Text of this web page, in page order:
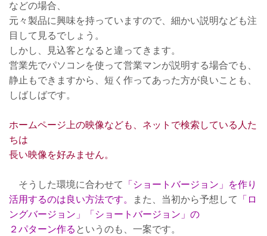
などの場合、
元々製品に興味を持っていますので、細かい説明なども注
目して見るでしょう。
しかし、見込客となると違ってきます。
営業先でパソコンを使って営業マンが説明する場合でも、
静止もできますから、短く作ってあった方が良いことも、
しばしばです。
ホームページ上の映像なども、ネットで検索している人た
ちは
長い映像を好みません。
そうした環境に合わせて
「ショートバージョン」を作り
活用するのは良い方法です。
また、当初から予想して
「ロ
ングバージョン」「ショートバージョン」の
２パターン作る というのも、一案です。